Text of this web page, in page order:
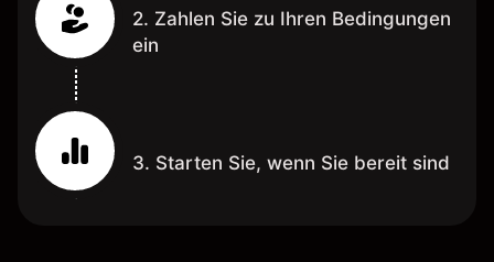
2. Zahlen Sie zu Ihren Bedingungen
ein
3. Starten Sie, wenn Sie bereit sind